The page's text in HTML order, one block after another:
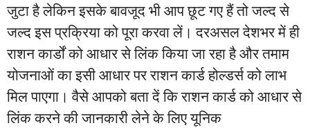
जुटा है लेकिन इसके बावजूद भी आप छूट गए हैं तो जल्द से
जल्द इस प्रक्रिया को पूरा करवा लें। दरअसल देशभर में ही
राशन कार्डों को आधार से लिंक किया जा रहा है और तमाम
योजनाओं का इसी आधार पर राशन कार्ड होल्डर्स को लाभ
मिल पाएगा। वैसे आपको बता दें कि राशन कार्ड को आधार से
लिंक करने की जानकारी लेने के लिए यूनिक